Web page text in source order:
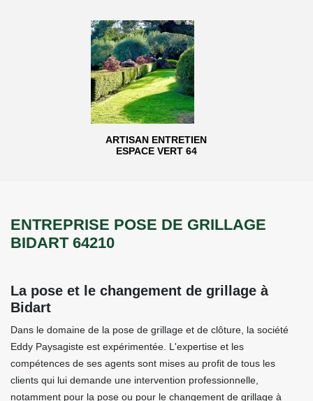
ARTISAN ENTRETIEN
ESPACE VERT 64
ENTREPRISE POSE DE GRILLAGE
BIDART 64210
La pose et le changement de grillage à
Bidart
Dans le domaine de la pose de grillage et de clôture, la société
Eddy Paysagiste est expérimentée. L'expertise et les
compétences de ses agents sont mises au profit de tous les
clients qui lui demande une intervention professionnelle,
notamment pour la pose ou pour le changement de grillage à